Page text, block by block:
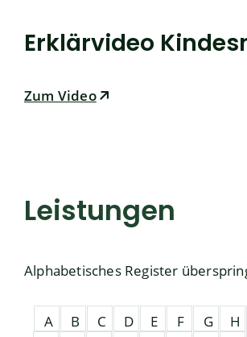
Erklärvideo
Zum Video
Leistungen
Alphabetisches Register
A B C D E F G H